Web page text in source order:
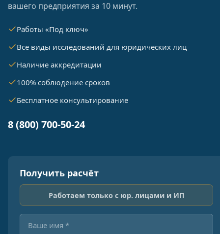
вашего предприятия за 10 минут.
Работы «Под ключ»
Все виды исследований для юридических лиц
Наличие аккредитации
100% соблюдение сроков
Бесплатное консультирование
8 (800) 700-50-24
Получить расчёт
Работаем только с юр. лицами и ИП